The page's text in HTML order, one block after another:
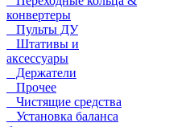
конвертеры
Пульты ДУ
Штативы и
аксессуары
Держатели
Прочее
Чистящие средства
Установка баланса